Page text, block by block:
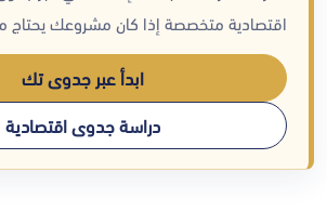
اقتصادية متخصصة إذا كان مشروعك يحتاج
ابدأ عبر جدوى تك
دراسة جدوى اقتصادية